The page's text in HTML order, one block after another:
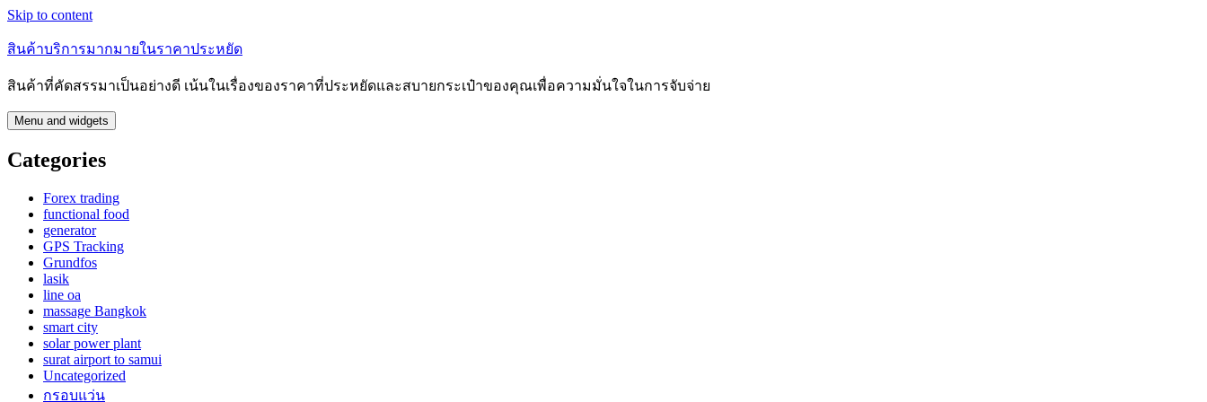
Skip to content
สินค้าบริการมากมายในราคาประหยัด
สินค้าที่คัดสรรมาเป็นอย่างดี เน้นในเรื่องของราคาที่ประหยัดและสบายกระเป๋าของคุณเพื่อความมั่นใจในการจับจ่าย
Menu and widgets
Categories
Forex trading
functional food
generator
GPS Tracking
Grundfos
lasik
line oa
massage Bangkok
smart city
solar power plant
surat airport to samui
Uncategorized
กรอบแว่น